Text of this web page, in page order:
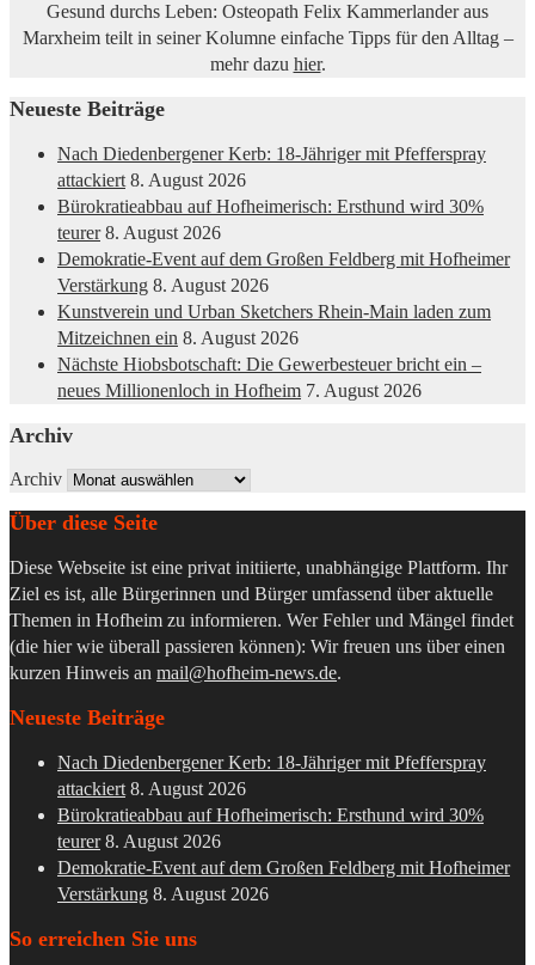
Gesund durchs Leben: Osteopath Felix Kammerlander aus
Marxheim teilt in seiner Kolumne einfache Tipps für den Alltag –
mehr dazu hier.
Neueste Beiträge
Nach Diedenbergener Kerb: 18-Jähriger mit Pfefferspray
attackiert 8. August 2026
Bürokratieabbau auf Hofheimerisch: Ersthund wird 30%
teurer 8. August 2026
Demokratie-Event auf dem Großen Feldberg mit Hofheimer
Verstärkung 8. August 2026
Kunstverein und Urban Sketchers Rhein-Main laden zum
Mitzeichnen ein 8. August 2026
Nächste Hiobsbotschaft: Die Gewerbesteuer bricht ein –
neues Millionenloch in Hofheim 7. August 2026
Archiv
Archiv
Über diese Seite
Diese Webseite ist eine privat initiierte, unabhängige Plattform. Ihr
Ziel es ist, alle Bürgerinnen und Bürger umfassend über aktuelle
Themen in Hofheim zu informieren. Wer Fehler und Mängel findet
(die hier wie überall passieren können): Wir freuen uns über einen
kurzen Hinweis an mail@hofheim-news.de.
Neueste Beiträge
Nach Diedenbergener Kerb: 18-Jähriger mit Pfefferspray
attackiert 8. August 2026
Bürokratieabbau auf Hofheimerisch: Ersthund wird 30%
teurer 8. August 2026
Demokratie-Event auf dem Großen Feldberg mit Hofheimer
Verstärkung 8. August 2026
So erreichen Sie uns